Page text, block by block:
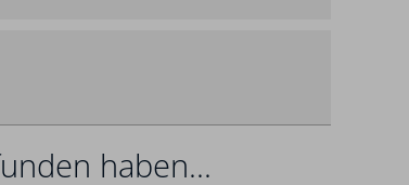
haben...